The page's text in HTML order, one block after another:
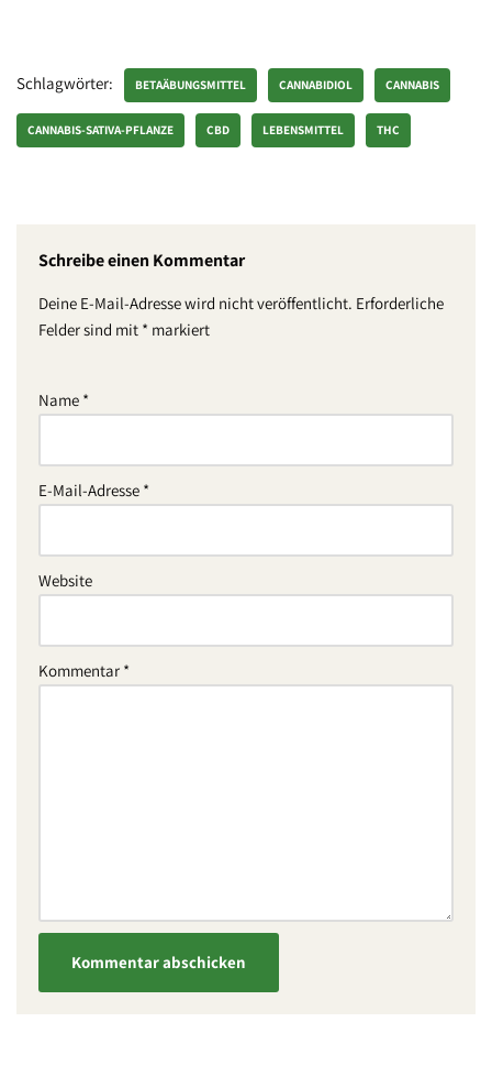
Schlagwörter: BETAÄBUNGSMITTEL CANNABIDIOL CANNABIS
CANNABIS-SATIVA-PFLANZE CBD LEBENSMITTEL THC
Schreibe einen Kommentar
Deine E-Mail-Adresse wird nicht veröffentlicht. Erforderliche
Felder sind mit * markiert
Name *
E-Mail-Adresse *
Website
Kommentar *